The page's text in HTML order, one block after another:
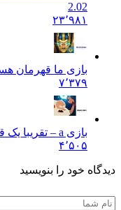
2.02
۲۳٬۹۸۱
بازی ما قهرمان هستیم
۷٬۳۷۹
بازی a – تقریبا یک قهرمان برای اندروید
۴٬۵۰۵
خود را بنویسید